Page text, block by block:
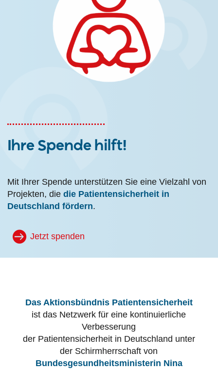
Ihre Spende hilft!
Mit Ihrer Spende unterstützen Sie eine Vielzahl von
Projekten, die die Patientensicherheit in
Deutschland fördern.
Jetzt spenden
Das Aktionsbündnis Patientensicherheit
ist das Netzwerk für eine kontinuierliche
Verbesserung
der Patientensicherheit in Deutschland unter
der Schirmherrschaft von
Bundesgesundheitsministerin Nina